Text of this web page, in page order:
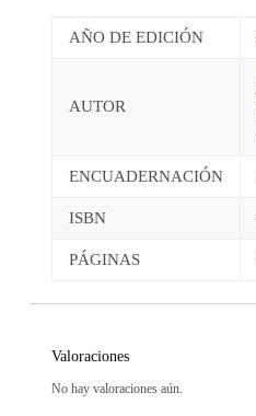
AÑO DE EDICIÓN
AUTOR
ENCUADERNACIÓN
ISBN
PÁGINAS
Valoraciones
No hay valoraciones aún.